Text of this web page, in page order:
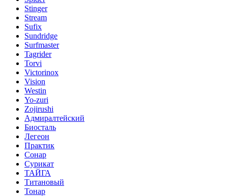
Stinger
Stream
Sufix
Sundridge
Surfmaster
Tagrider
Torvi
Victorinox
Vision
Westin
Yo-zuri
Zojirushi
Адмиралтейский
Биосталь
Легеон
Практик
Сонар
Сурикат
ТАЙГА
Титановый
Тонар